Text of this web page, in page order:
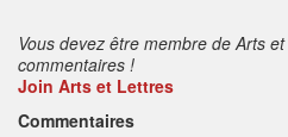
Vous devez être membre de Arts
commentaires !
Join Arts et Lettres
Commentaires